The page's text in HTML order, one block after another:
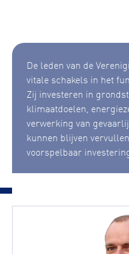
De leden van de
vitale schakels in het
Zij investeren in
klimaatdoelen,
verwerking van
kunnen blijven
voorspelbaar